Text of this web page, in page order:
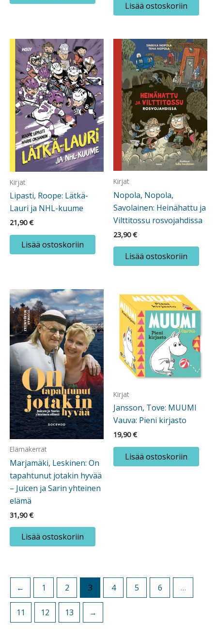
Lisää ostoskoriin
Kirjat
Lipasti, Roope: Lätkä-
Lauri ja NHL-kuume
21,90€
Lisää ostoskoriin
Kirjat
Nopola, Nopola,
Savolainen: Heinähattu ja
Vilttitossu rosvojahdissa
23,90€
Lisää ostoskoriin
Elämäkerrat
Marjamäki, Leskinen: On
tapahtunut jotakin hyvää
– Juicen ja Sarin yhteinen
elämä
31,90€
Lisää ostoskoriin
Kirjat
Jansson, Tove: MUUMI
Vauva: Pieni kirjasto
19,90€
Lisää ostoskoriin
← 1 2 3 4 5 6 …
11 12 13 →